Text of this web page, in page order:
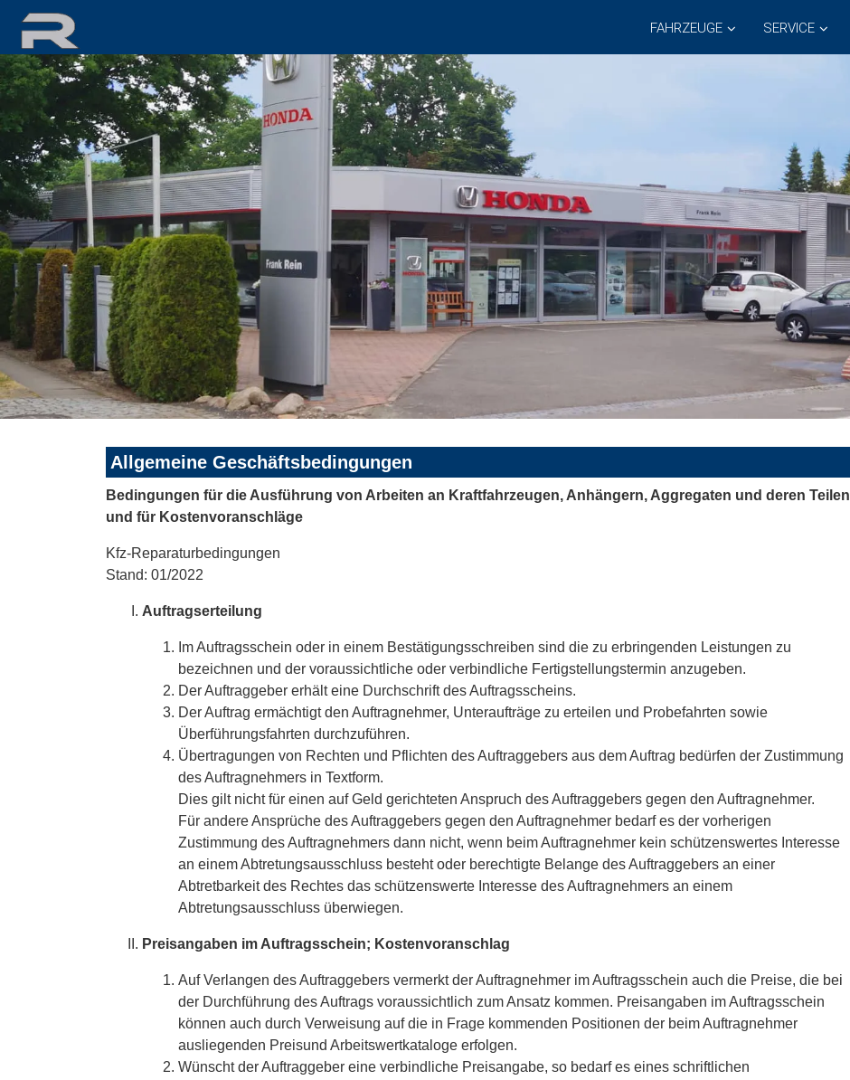
FAHRZEUGE SERVICE
Allgemeine Geschäftsbedingungen
Bedingungen für die Ausführung von Arbeiten an Kraftfahrzeugen, Anhängern, Aggregaten und deren Teilen
und für Kostenvoranschläge
Kfz-Reparaturbedingungen
Stand: 01/2022
Auftragserteilung
Im Auftragsschein oder in einem Bestätigungsschreiben sind die zu erbringenden Leistungen zu
bezeichnen und der voraussichtliche oder verbindliche Fertigstellungstermin anzugeben.
Der Auftraggeber erhält eine Durchschrift des Auftragsscheins.
Der Auftrag ermächtigt den Auftragnehmer, Unteraufträge zu erteilen und Probefahrten sowie
Überführungsfahrten durchzuführen.
Übertragungen von Rechten und Pflichten des Auftraggebers aus dem Auftrag bedürfen der Zustimmung
des Auftragnehmers in Textform.
Dies gilt nicht für einen auf Geld gerichteten Anspruch des Auftraggebers gegen den Auftragnehmer.
Für andere Ansprüche des Auftraggebers gegen den Auftragnehmer bedarf es der vorherigen
Zustimmung des Auftragnehmers dann nicht, wenn beim Auftragnehmer kein schützenswertes Interesse
an einem Abtretungsausschluss besteht oder berechtigte Belange des Auftraggebers an einer
Abtretbarkeit des Rechtes das schützenswerte Interesse des Auftragnehmers an einem
Abtretungsausschluss überwiegen.
Preisangaben im Auftragsschein; Kostenvoranschlag
Auf Verlangen des Auftraggebers vermerkt der Auftragnehmer im Auftragsschein auch die Preise, die bei
der Durchführung des Auftrags voraussichtlich zum Ansatz kommen. Preisangaben im Auftragsschein
können auch durch Verweisung auf die in Frage kommenden Positionen der beim Auftragnehmer
ausliegenden Preisund Arbeitswertkataloge erfolgen.
Wünscht der Auftraggeber eine verbindliche Preisangabe, so bedarf es eines schriftlichen